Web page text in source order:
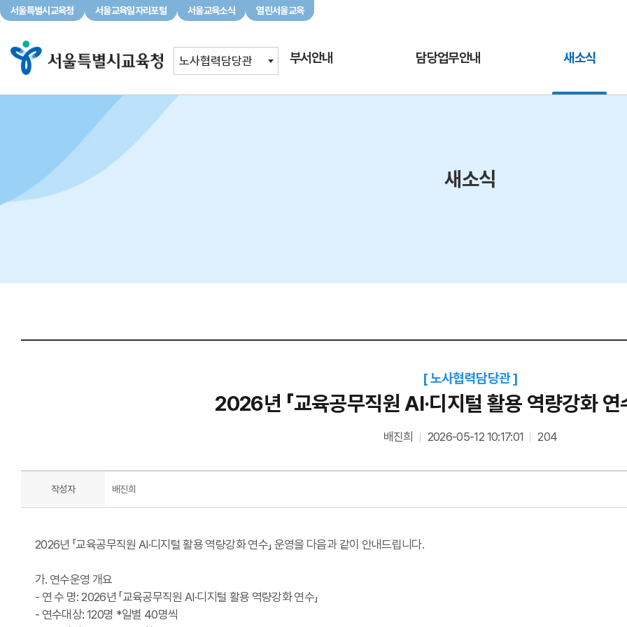
서울특별시교육청 서울교육일자리포털 서울교육소식 열린서울교육
노사협력담당관
서울교육
부서안내 담당업무안내 새소식
새소식
노사협력담당관
2026년 「교육공무직원 AI·디지털 활용 역량강화 연
배진희 2026-05-12 10:17:01 204
작성자 배진희
2026년 「교육공무직원 AI·디지털 활용 역량강화 연수」 운영을 다음과 같이 안내드립니다.
가. 연수운영 개요
- 연 수 명: 2026년 「교육공무직원 AI·디지털 활용 역량강화 연수」
- 연수대상: 120명 *일별 40명씩